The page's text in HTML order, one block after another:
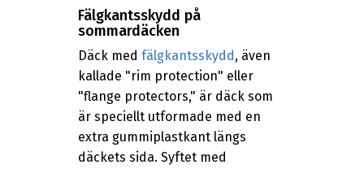
Fälgkantsskydd på
sommardäcken
Däck med fälgkantsskydd , även
kallade "rim protection" eller
"flange protectors," är däck som
är speciellt utformade med en
extra gummiplastkant längs
däckets sida. Syftet med